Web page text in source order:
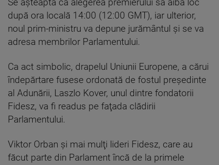
Se aşteaptă ca alegerea premierului să aibă loc
după ora locală 14:00 (12:00 GMT), iar ulterior,
noul prim-ministru va depune jurământul şi se va
adresa membrilor Parlamentului.
Ca act simbolic, drapelul Uniunii Europene, a cărui
îndepărtare fusese ordonată de fostul preşedinte
al Adunării, Laszlo Kover, unul dintre fondatorii
Fidesz, va fi readus pe faţada clădirii
Parlamentului.
Viktor Orban şi mai mulţi lideri Fidesz, care au
făcut parte din Parlament încă de la primele